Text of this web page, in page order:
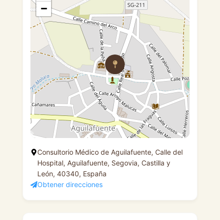
−
Consultorio Médico de Aguilafuente, Calle del
Hospital, Aguilafuente, Segovia, Castilla y
León, 40340, España
Obtener direcciones